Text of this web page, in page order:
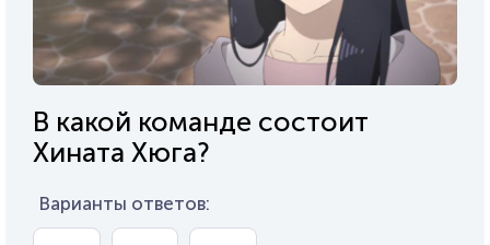
В какой команде состоит
Хината Хюга?
Варианты ответов: